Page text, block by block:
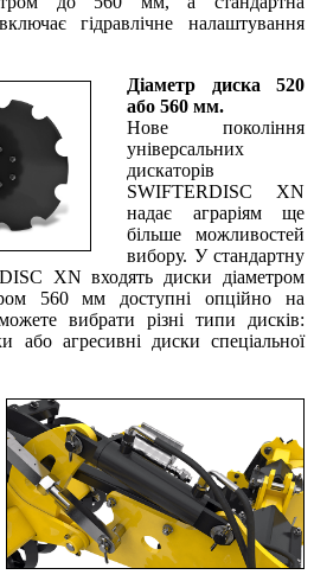
гідравлічне налаштування
Діаметр диска 520
або 560 мм.
Нове покоління
універсальних
дискаторів
SWIFTERDISC XN
надає аграріям ще
більше можливостей
вибору. У стандартну
XN входять диски діаметром
560 мм доступні опційно на
вибрати різні типи дисків:
або агресивні диски спеціальної